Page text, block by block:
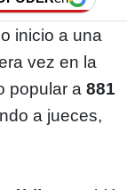
inicio a una
vez en la
popular a881
a jueces,